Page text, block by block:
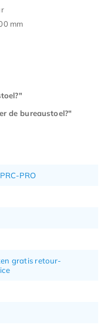
mm
de bureaustoel?"
PRO
gratis retour-